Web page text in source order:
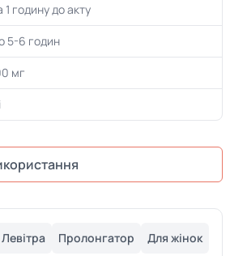
1 годину до акту
5-6 годин
мг
Левітра Пролонгатор Для жінок